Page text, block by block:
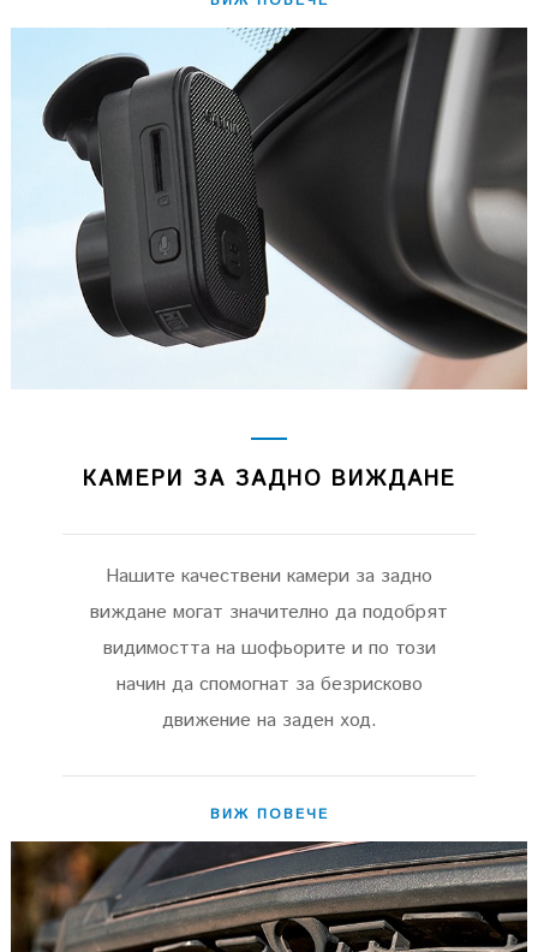
КАМЕРИ ЗА ЗАДНО ВИЖДАНЕ
Нашите качествени камери за задно
виждане могат значително да подобрят
видимостта на шофьорите и по този
начин да спомогнат за безрисково
движение на заден ход.
ВИЖ ПОВЕЧЕ